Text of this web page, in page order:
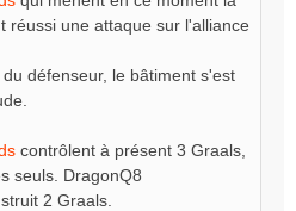
réussi une attaque sur l'alliance
défenseur, le bâtiment s'est
contrôlent à présent 3 Graals,
seuls. DragonQ8
2 Graals.